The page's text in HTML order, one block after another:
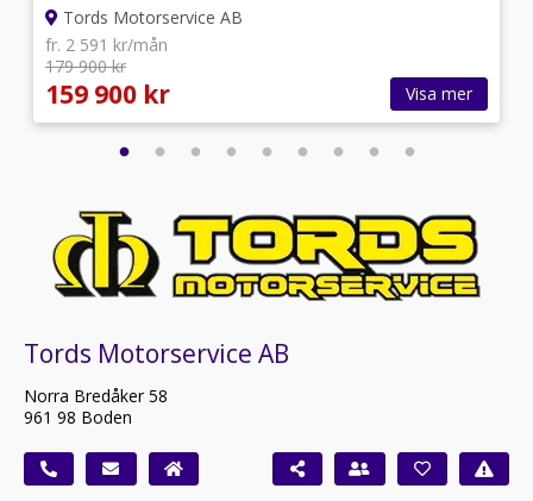
Tords Motorservice AB
fr. 2 591 kr/mån
179 900 kr
159 900 kr Visa mer
Tords Motorservice AB
Norra Bredåker 58
961 98 Boden